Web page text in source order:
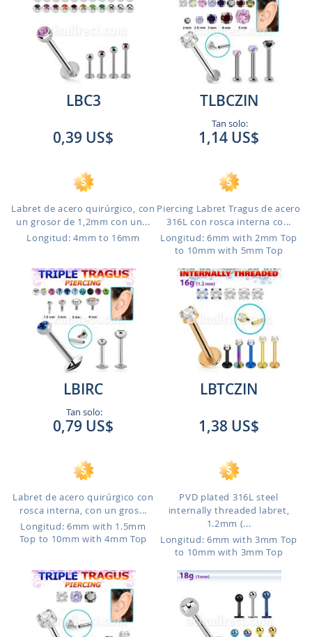
LBC3
0,39 US$
Labret de acero quirúrgico, con
un grosor de 1,2mm con un...
Longitud: 4mm to 16mm
TLBCZIN
Tan solo:
1,14 US$
Piercing Labret Tragus de acero
316L con rosca interna co...
Longitud: 6mm with 2mm Top
to 10mm with 5mm Top
LBIRC
Tan solo:
0,79 US$
Labret de acero quirúrgico con
rosca interna, con un gros...
Longitud: 6mm with 1.5mm
Top to 10mm with 4mm Top
LBTCZIN
1,38 US$
PVD plated 316L steel
internally threaded labret,
1.2mm (...
Longitud: 6mm with 3mm Top
to 10mm with 3mm Top